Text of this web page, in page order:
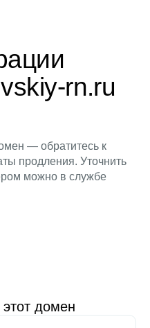
rn.ru
— обратитесь к
продления. Уточнить
можно в службе
этот домен